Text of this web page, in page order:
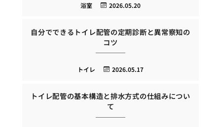
2026.05.20
浴室
自分でできるトイレ配管の定期診断と異常察知の
コツ
2026.05.17
トイレ
トイレ配管の基本構造と排水方式の仕組みについ
て